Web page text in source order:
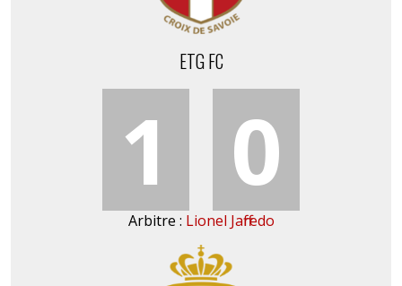
ETG FC
1 0
Arbitre : Lionel Jaffredo